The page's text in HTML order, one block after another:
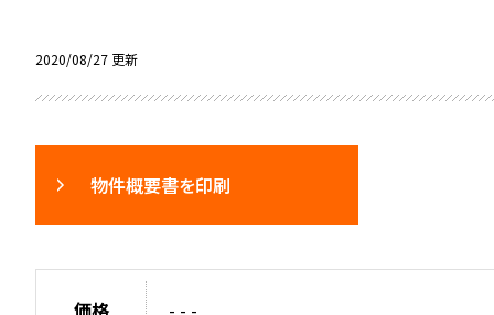
2020/08/27 更新
物件概要書を印刷
価格 - - -